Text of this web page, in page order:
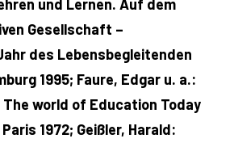
und Lernen. Auf dem
Gesellschaft –
des Lebensbegleitenden
1995; Faure, Edgar u. a.:
world of Education Today
1972; Geißler, Harald: